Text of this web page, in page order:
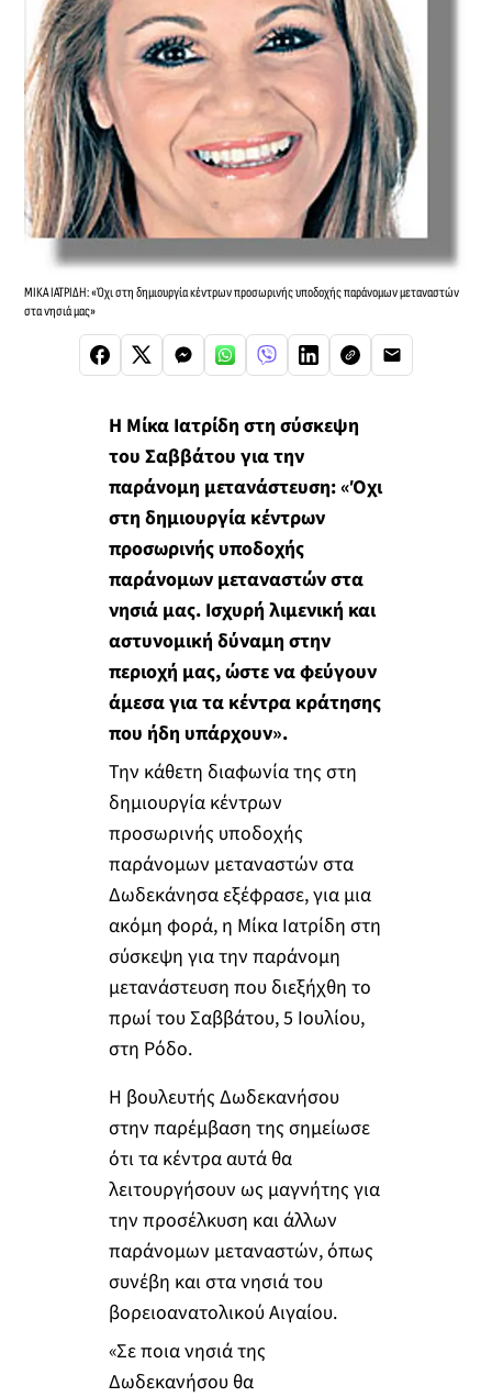
ΜΙΚΑ ΙΑΤΡΙΔΗ: «Όχι στη δημιουργία κέντρων προσωρινής υποδοχής παράνομων μεταναστών
στα νησιά μας»
Η Μίκα Ιατρίδη στη σύσκεψη
του Σαββάτου για την
παράνομη μετανάστευση:«Όχι
στη δημιουργία κέντρων
προσωρινής υποδοχής
παράνομων μεταναστών στα
νησιά μας. Ισχυρή λιμενική και
αστυνομική δύναμη στην
περιοχή μας, ώστε να φεύγουν
άμεσα για τα κέντρα κράτησης
που ήδη υπάρχουν».
Την κάθετη διαφωνία της στη
δημιουργία κέντρων
προσωρινής υποδοχής
παράνομων μεταναστών στα
Δωδεκάνησα εξέφρασε, για μια
ακόμη φορά, η Μίκα Ιατρίδη στη
σύσκεψη για την παράνομη
μετανάστευση που διεξήχθη το
πρωί του Σαββάτου, 5 Ιουλίου,
στη Ρόδο.
Η βουλευτής Δωδεκανήσου
στην παρέμβαση της σημείωσε
ότι τα κέντρα αυτά θα
λειτουργήσουν ως μαγνήτης για
την προσέλκυση και άλλων
παράνομων μεταναστών, όπως
συνέβη και στα νησιά του
βορειοανατολικού Αιγαίου.
«Σε ποια νησιά της
Δωδεκανήσου θα